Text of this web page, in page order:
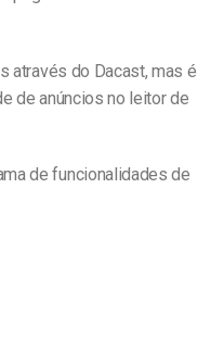
através do Dacast, mas é
de anúncios no leitor de
de funcionalidades de